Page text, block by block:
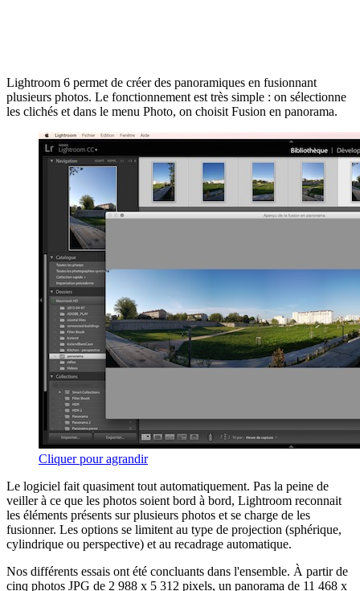
Lightroom 6 permet de créer des panoramiques en fusionnant
plusieurs photos. Le fonctionnement est très simple : on sélectionne
les clichés et dans le menu Photo, on choisit Fusion en panorama.
Cliquer pour agrandir
Le logiciel fait quasiment tout automatiquement. Pas la peine de
veiller à ce que les photos soient bord à bord, Lightroom reconnait
les éléments présents sur plusieurs photos et se charge de les
fusionner. Les options se limitent au type de projection (sphérique,
cylindrique ou perspective) et au recadrage automatique.
Nos différents essais ont été concluants dans l'ensemble. À partir de
cinq photos JPG de 2 988 x 5 312 pixels, un panorama de 11 468 x